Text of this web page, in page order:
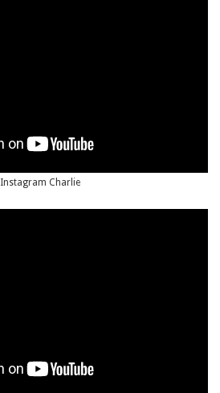
Instagram Charlie